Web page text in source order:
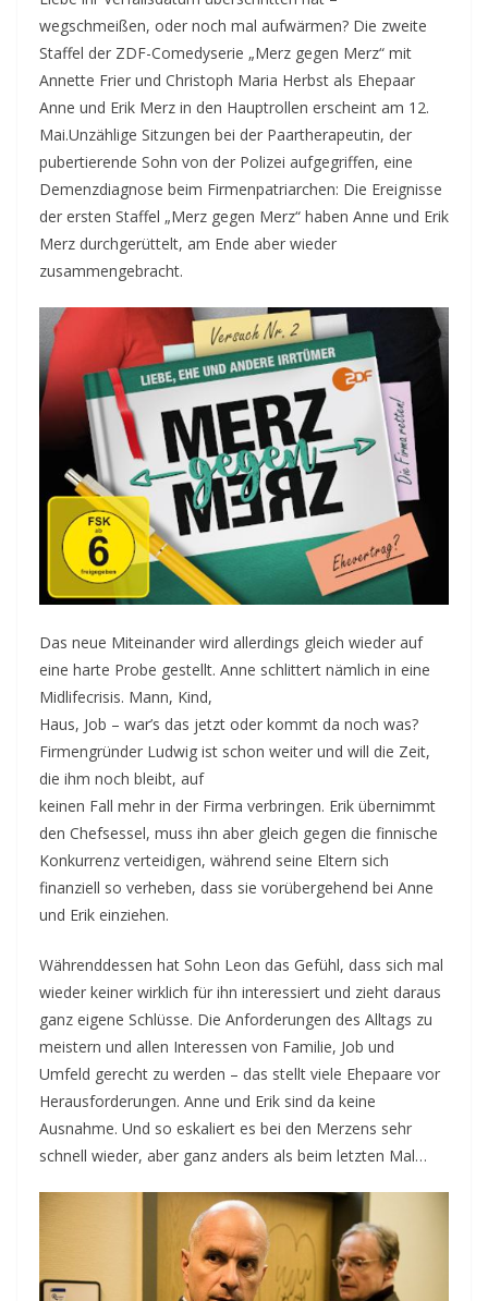
wegschmeißen, oder noch mal aufwärmen? Die zweite
Staffel der ZDF-Comedyserie „Merz gegen Merz“ mit
Annette Frier und Christoph Maria Herbst als Ehepaar
Anne und Erik Merz in den Hauptrollen erscheint am 12.
Mai.Unzählige Sitzungen bei der Paartherapeutin, der
pubertierende Sohn von der Polizei aufgegriffen, eine
Demenzdiagnose beim Firmenpatriarchen: Die Ereignisse
der ersten Staffel „Merz gegen Merz“ haben Anne und Erik
Merz durchgerüttelt, am Ende aber wieder
zusammengebracht.
Das neue Miteinander wird allerdings gleich wieder auf
eine harte Probe gestellt. Anne schlittert nämlich in eine
Midlifecrisis. Mann, Kind,
Haus, Job – war’s das jetzt oder kommt da noch was?
Firmengründer Ludwig ist schon weiter und will die Zeit,
die ihm noch bleibt, auf
keinen Fall mehr in der Firma verbringen. Erik übernimmt
den Chefsessel, muss ihn aber gleich gegen die finnische
Konkurrenz verteidigen, während seine Eltern sich
finanziell so verheben, dass sie vorübergehend bei Anne
und Erik einziehen.
Währenddessen hat Sohn Leon das Gefühl, dass sich mal
wieder keiner wirklich für ihn interessiert und zieht daraus
ganz eigene Schlüsse. Die Anforderungen des Alltags zu
meistern und allen Interessen von Familie, Job und
Umfeld gerecht zu werden – das stellt viele Ehepaare vor
Herausforderungen. Anne und Erik sind da keine
Ausnahme. Und so eskaliert es bei den Merzens sehr
schnell wieder, aber ganz anders als beim letzten Mal…